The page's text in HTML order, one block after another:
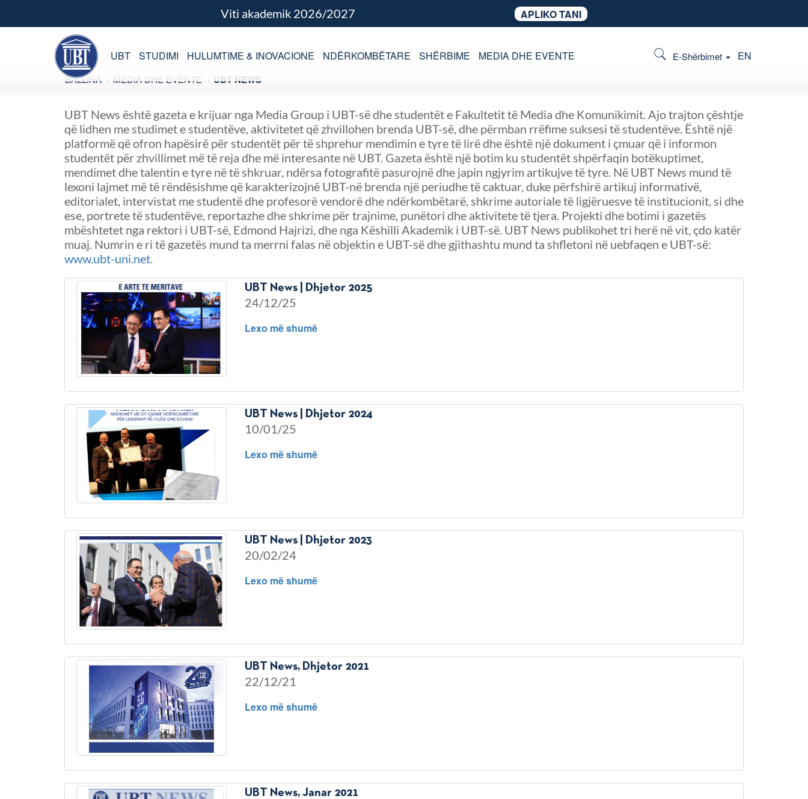
Viti akademik 2026/2027 APLIKO TANI
E-Shërbimet EN
UBT STUDIMI HULUMTIME & INOVACIONE NDËRKOMBËTARE SHËRBIME MEDIA DHE EVENTE
BALLINA MEDIA DHE EVENTE UBT NEWS
UBT News është gazeta e krijuar nga Media Group i UBT-së dhe studentët e Fakultetit të Media dhe Komunikimit. Ajo trajton çështje
që lidhen me studimet e studentëve, aktivitetet që zhvillohen brenda UBT-së, dhe përmban rrëfime suksesi të studentëve. Është një
platformë që ofron hapësirë për studentët për të shprehur mendimin e tyre të lirë dhe është një dokument i çmuar që i informon
studentët për zhvillimet më të reja dhe më interesante në UBT. Gazeta është një botim ku studentët shpërfaqin botëkuptimet,
mendimet dhe talentin e tyre në të shkruar, ndërsa fotografitë pasurojnë dhe japin ngjyrim artikujve të tyre. Në UBT News mund të
lexoni lajmet më të rëndësishme që karakterizojnë UBT-në brenda një periudhe të caktuar, duke përfshirë artikuj informativë,
editorialet, intervistat me studentë dhe profesorë vendorë dhe ndërkombëtarë, shkrime autoriale të ligjëruesve të institucionit, si dhe
ese, portrete të studentëve, reportazhe dhe shkrime për trajnime, punëtori dhe aktivitete të tjera. Projekti dhe botimi i gazetës
mbështetet nga rektori i UBT-së, Edmond Hajrizi, dhe nga Këshilli Akademik i UBT-së. UBT News publikohet tri herë në vit, çdo katër
muaj. Numrin e ri të gazetës mund ta merrni falas në objektin e UBT-së dhe gjithashtu mund ta shfletoni në uebfaqen e UBT-së:
www.ubt-uni.net.
UBT News | Dhjetor 2025
24/12/25
Lexo më shumë
UBT News | Dhjetor 2024
10/01/25
Lexo më shumë
UBT News | Dhjetor 2023
20/02/24
Lexo më shumë
UBT News, Dhjetor 2021
22/12/21
Lexo më shumë
UBT News, Janar 2021